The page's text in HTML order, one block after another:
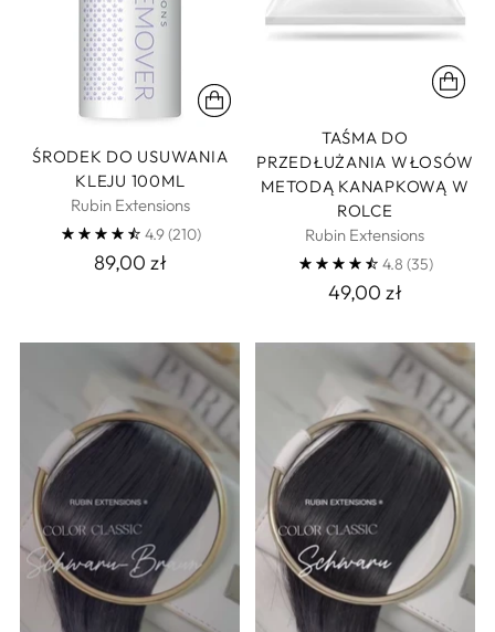
ŚRODEK DO USUWANIA
KLEJU 100ML
Rubin Extensions
4.9(210)
89,00 zł
TAŚMA DO
PRZEDŁUŻANIA WŁOSÓW
METODĄ KANAPKOWĄ W
ROLCE
Rubin Extensions
4.8 (35)
49,00 zł